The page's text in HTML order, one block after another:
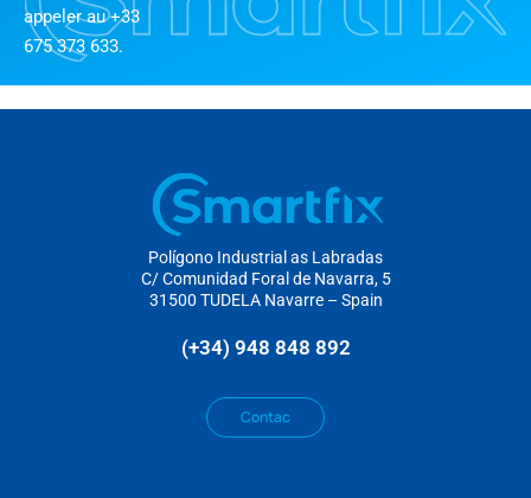
appeler au +33
675 373 633.
Polígono Industrial as Labradas
C/ Comunidad Foral de Navarra, 5
31500 TUDELA Navarre – Spain
(+34) 948 848 892
Contac